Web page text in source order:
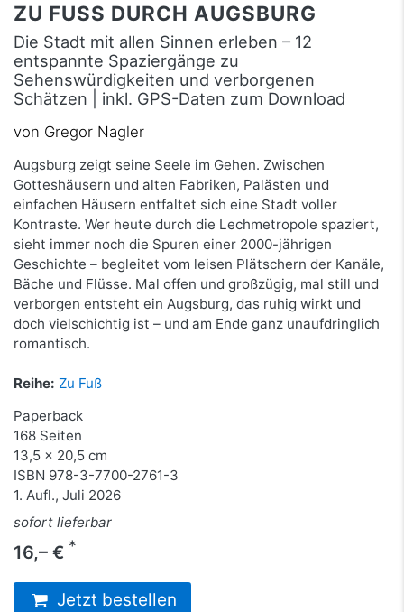
ZU FUSS DURCH AUGSBURG
Die Stadt mit allen Sinnen erleben – 12
entspannte Spaziergänge zu
Sehenswürdigkeiten und verborgenen
Schätzen | inkl. GPS-Daten zum Download
von Gregor Nagler
Augsburg zeigt seine Seele im Gehen. Zwischen
Gotteshäusern und alten Fabriken, Palästen und
einfachen Häusern entfaltet sich eine Stadt voller
Kontraste. Wer heute durch die Lechmetropole spaziert,
sieht immer noch die Spuren einer 2000-jährigen
Geschichte – begleitet vom leisen Plätschern der Kanäle,
Bäche und Flüsse. Mal offen und großzügig, mal still und
verborgen entsteht ein Augsburg, das ruhig wirkt und
doch vielschichtig ist – und am Ende ganz unaufdringlich
romantisch.
Reihe: Zu Fuß
Paperback
168 Seiten
13,5 x 20,5 cm
ISBN 978-3-7700-2761-3
1. Aufl., Juli 2026
sofort lieferbar
16,– € *
Jetzt bestellen